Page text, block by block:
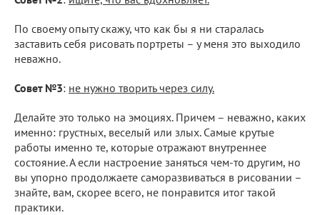
По своему опыту скажу, что как бы я ни старалась
заставить себя рисовать портреты – у меня это выходило
неважно.
Совет №3: не нужно творить через силу.
Делайте это только на эмоциях. Причем – неважно, каких
именно: грустных, веселый или злых. Самые крутые
работы именно те, которые отражают внутреннее
состояние. А если настроение заняться чем-то другим, но
вы упорно продолжаете саморазвиваться в рисовании –
знайте, вам, скорее всего, не понравится итог такой
практики.